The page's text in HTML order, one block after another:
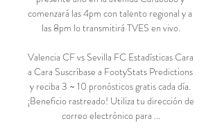
comenzará las 4pm con talento regional y a
las 8pm lo transmitirá TVES en vivo.
Valencia CF vs Sevilla FC Estadísticas Cara
a Cara Suscríbase a FootyStats Predictions
y reciba 3 ~ 10 pronósticos gratis cada día.
¡Beneficio rastreado! Utiliza tu dirección de
correo electrónico para ...